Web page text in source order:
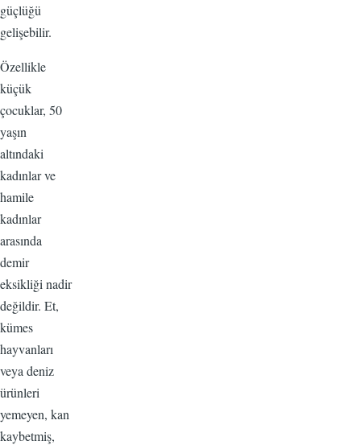
güçlüğü
gelişebilir.
Özellikle
küçük
çocuklar, 50
yaşın
altındaki
kadınlar ve
hamile
kadınlar
arasında
demir
eksikliği nadir
değildir. Et,
kümes
hayvanları
veya deniz
ürünleri
yemeyen, kan
kaybetmiş,